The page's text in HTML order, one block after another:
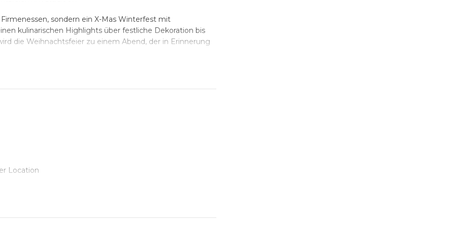
sondern ein X-Mas Winterfest mit
kulinarischen Highlights über festliche Dekoration bis
die Weihnachtsfeier zu einem Abend, der in Erinnerung
Speisen, Getränke, Deko, Fotobox, Videobox, Popcorn,
Teamfeste & exklusive X-Mas Events mit Erlebnisfaktor
Location